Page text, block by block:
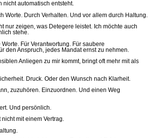
nicht automatisch entsteht.
Worte. Durch Verhalten. Und vor allem durch Haltung.
nur zeigen, was Detegere leistet. Ich möchte auch
stehe.
Für Verantwortung. Für saubere
den Anspruch, jedes Mandat ernst zu nehmen.
Anliegen zu mir kommt, bringt oft mehr mit als
Druck. Oder den Wunsch nach Klarheit.
zuzuhören. Einzuordnen. Und einen Weg
Und persönlich.
mit einem Vertrag.